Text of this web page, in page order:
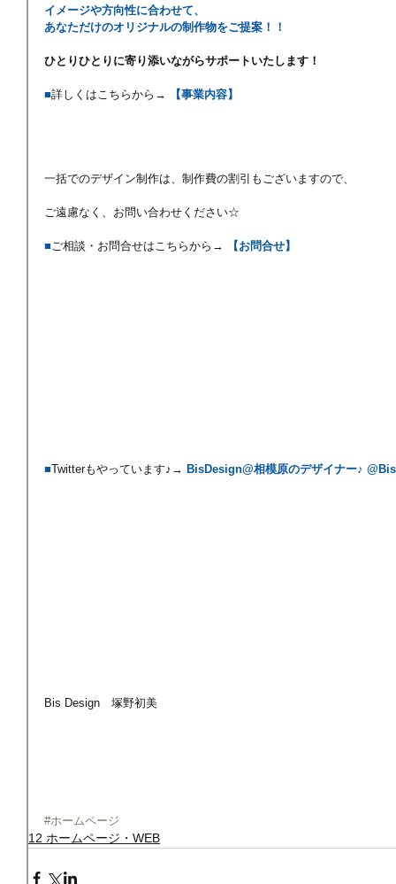
イメージや方向性に合わせて、
あなただけのオリジナルの制作物をご提案！！
ひとりひとりに寄り添いながらサポートいたします！
■詳しくはこちらから→ 【事業内容】
一括でのデザイン制作は、制作費の割引もございますので、
ご遠慮なく、お問い合わせください☆
■ ご相談・お問合せはこちらから→ 【お問合せ】
■Twitterもやっています♪→ BisDesign@相模原のデザイナー♪
Bis Design　塚野初美
#ホームページ
12 ホームページ・WEB